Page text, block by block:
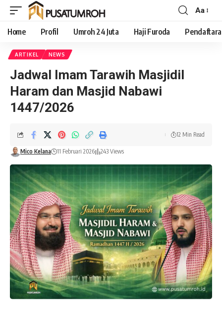
Aa
Home Profil Umroh 24 Juta Haji Furoda
ARTIKEL NEWS
Jadwal Imam Tarawih Masjidil
Haram dan Masjid Nabawi
1447/2026
Mico Kelana 11 Februari 2026 243 Views
12 Min Read